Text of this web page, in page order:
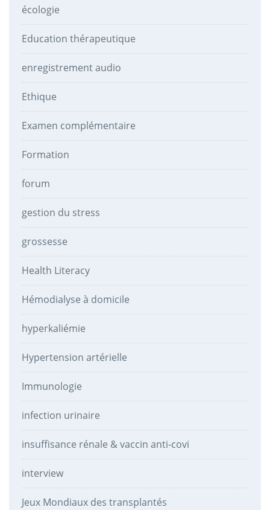
écologie
Education thérapeutique
enregistrement audio
Ethique
Examen complémentaire
Formation
forum
gestion du stress
grossesse
Health Literacy
Hémodialyse à domicile
hyperkaliémie
Hypertension artérielle
Immunologie
infection urinaire
insuffisance rénale & vaccin anti-covi
interview
Jeux Mondiaux des transplantés